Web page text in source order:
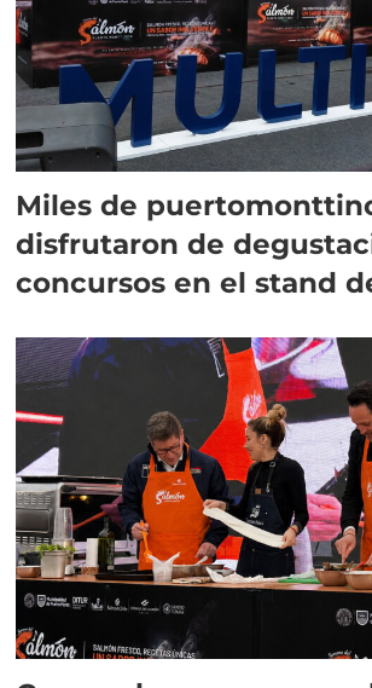
Miles de
disfrutaron de
concursos en el stand